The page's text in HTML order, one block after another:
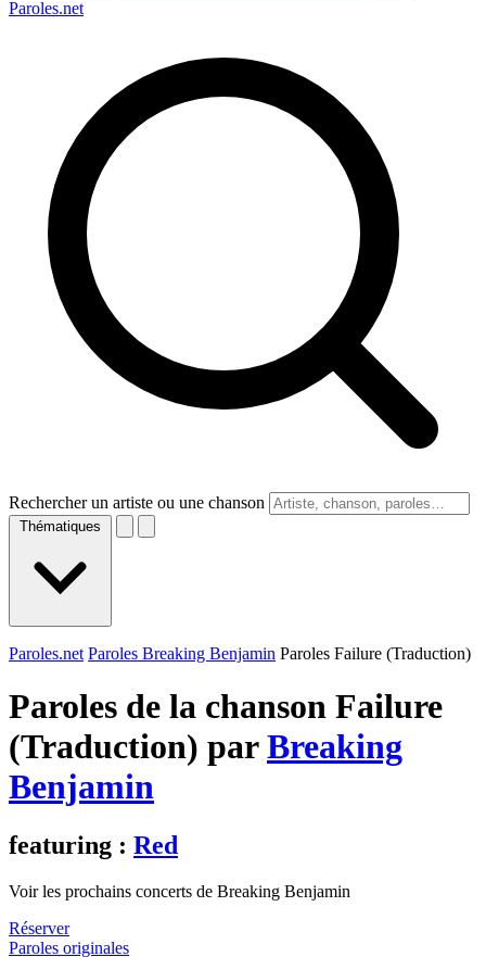
Paroles.net
Rechercher un artiste ou une chanson
Thématiques
Paroles.net Paroles Breaking Benjamin Paroles Failure (Traduction)
Paroles de la chanson Failure
(Traduction) parBreaking
Benjamin
featuring : Red
Voir les prochains concerts de Breaking Benjamin
Réserver
Paroles originales